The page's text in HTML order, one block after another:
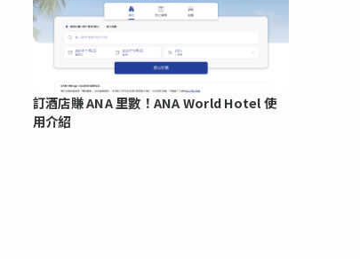
訂酒店賺 ANA 里數！ANA World Hotel 使
用介紹